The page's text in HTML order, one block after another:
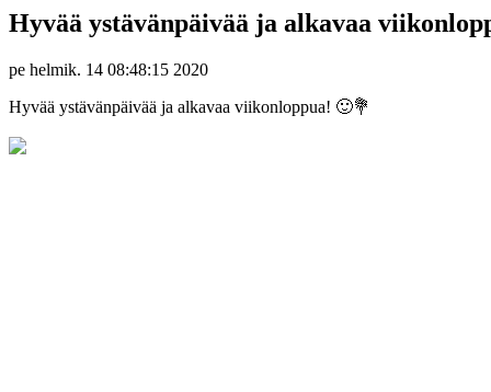
Hyvää ystävänpäivää ja alkavaa
pe helmik. 14 08:48:15 2020
Hyvää ystävänpäivää ja alkavaa viikonloppua! 🙂💐